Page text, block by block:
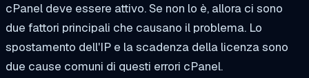
cPanel deve essere attivo. Se non lo è, allora ci sono
due fattori principali che causano il problema. Lo
spostamento dell'IP e la scadenza della licenza sono
due cause comuni di questi errori cPanel.